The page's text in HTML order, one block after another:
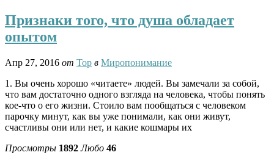
Признаки того, что душа обладает
опытом
Апр 27, 2016 от Тор в Миропонимание
1. Вы очень хорошо «читаете» людей. Вы замечали за собой,
что вам достаточно одного взгляда на человека, чтобы понять
кое-что о его жизни. Стоило вам пообщаться с человеком
парочку минут, как вы уже понимали, как они живут,
счастливы они или нет, и какие кошмары их
Просмотры 1892 Любо 46